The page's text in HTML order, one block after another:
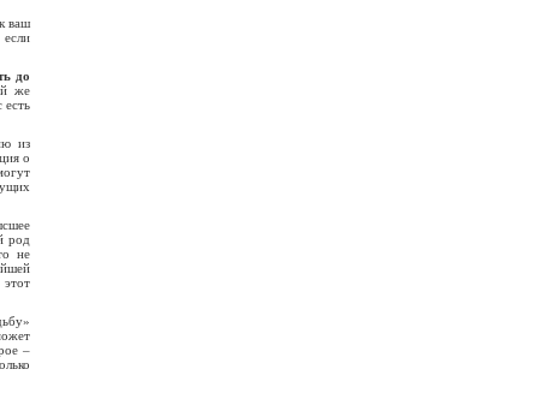
ваш
до
же
есть
из
о
род
не
–